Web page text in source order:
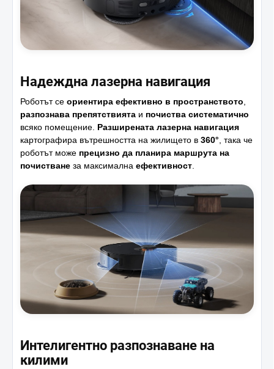
Надеждна лазерна навигация
Роботът се ориентира ефективно в пространството,
разпознава препятствията и почиства систематично
всяко помещение. Разширената лазерна навигация
картографира вътрешността на жилището в 360°, така че
роботът може прецизно да планира маршрута на
почистване за максимална ефективност.
Интелигентно разпознаване на
килими